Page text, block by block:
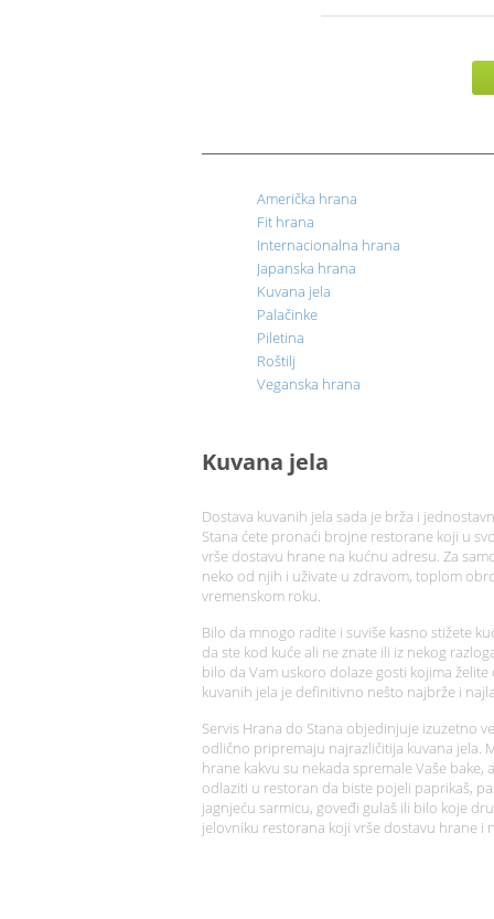
jela
hrana
hrana
Američka hrana
Fit hrana
Internacionalna hrana
Japanska hrana
Kuvana jela
Palačinke
Piletina
Roštilj
Veganska hrana
Kuvana jela
Dostava kuvanih jela sada je brža i
Stana ćete pronaći brojne restorane koji u
vrše dostavu hrane na kućnu adresu. Za
neko od njih i uživate u zdravom, toplom
vremenskom roku.
Bilo da mnogo radite i suviše kasno stižete
da ste kod kuće ali ne znate ili iz nekog
bilo da Vam uskoro dolaze gosti kojima
kuvanih jela je definitivno nešto najbrže i
Servis Hrana do Stana objedinjuje izuzetno
odlično pripremaju najrazličitija kuvana jela.
hrane kakvu su nekada spremale Vaše bake,
odlaziti u restoran da biste pojeli paprikaš,
jagnjeću sarmicu, goveđi gulaš ili bilo koje
jelovniku restorana koji vrše dostavu hrane i